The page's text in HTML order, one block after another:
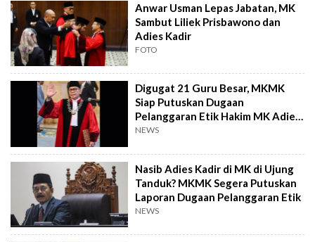
Anwar Usman Lepas Jabatan, MK
Sambut Liliek Prisbawono dan
Adies Kadir
FOTO
Digugat 21 Guru Besar, MKMK
Siap Putuskan Dugaan
Pelanggaran Etik Hakim MK Adies
Kadir Pekan Ini
NEWS
Nasib Adies Kadir di MK di Ujung
Tanduk? MKMK Segera Putuskan
Laporan Dugaan Pelanggaran Etik
NEWS